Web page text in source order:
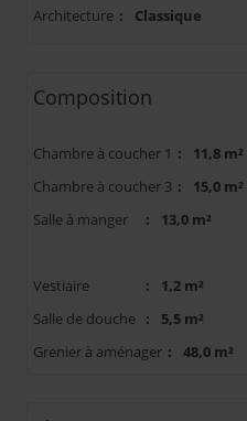
Architecture : Classique
Composition
Chambre à coucher 1 : 11,8 m²
Chambre à coucher 3 : 15,0 m²
Salle à manger
: 13,0 m²
Vestiaire
: 1,2 m²
Salle de douche : 5,5 m²
Grenier à aménager : 48,0 m²